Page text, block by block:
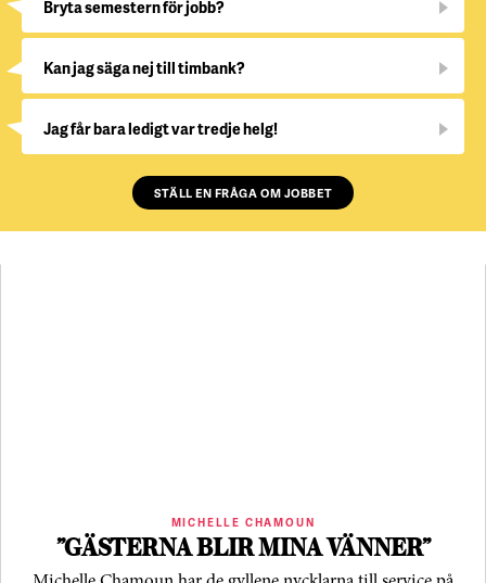
Bryta semestern för jobb?
Kan jag säga nej till timbank?
Jag får bara ledigt var tredje helg!
STÄLL EN FRÅGA OM JOBBET
MICHELLE CHAMOUN
”GÄSTERNA BLIR MINA VÄNNER”